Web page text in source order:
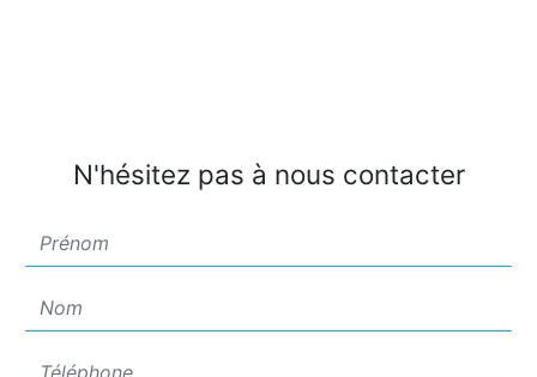
N'hésitez pas à nous contacter